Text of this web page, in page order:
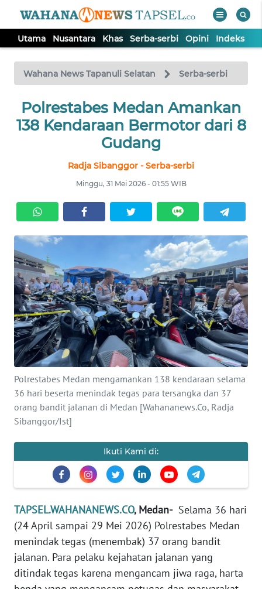
Utama Nusantara Khas Serba-serbi Opini Indeks
Wahana News Tapanuli Selatan Serba-serbi
Polrestabes Medan Amankan
138 Kendaraan Bermotor dari 8
Gudang
Radja Sibanggor - Serba-serbi
Minggu, 31 Mei 2026 - 01:55 WIB
Polrestabes Medan mengamankan 138 kendaraan selama
36 hari beserta menindak tegas para tersangka dan 37
orang bandit jalanan di Medan [Wahananews.Co, Radja
Sibanggor/Ist]
Ikuti Kami di:
TAPSEL.WAHANANEWS.CO, Medan-Selama 36 hari
(24 April sampai 29 Mei 2026) Polrestabes Medan
menindak tegas (menembak) 37 orang bandit
jalanan. Para pelaku kejahatan jalanan yang
ditindak tegas karena mengancam jiwa raga, harta
TV
Tutup
UTAMA
SERBA-
SERBI
OPINI
Informasi
INDEKS
BERITA
KONTAK
KAMI
INFO
IKLAN
PEDOMAN
MEDIA
SIBER
REDAKSI
KARIR